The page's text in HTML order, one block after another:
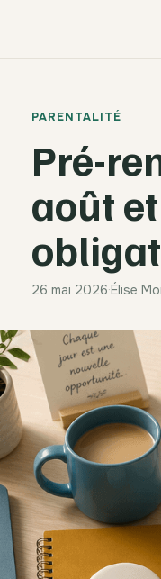
PARENTALITÉ
Pré-
août
26 mai 2026·Élise